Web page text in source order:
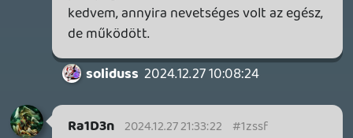
2024.06.07 08:35:53#1za6b
Hát srácok a Rocksteady szerintem soha
elolvasva úgy tűnik nem csak a túlóra és a
kiégés ami kikészíti a játékfejlesztőket